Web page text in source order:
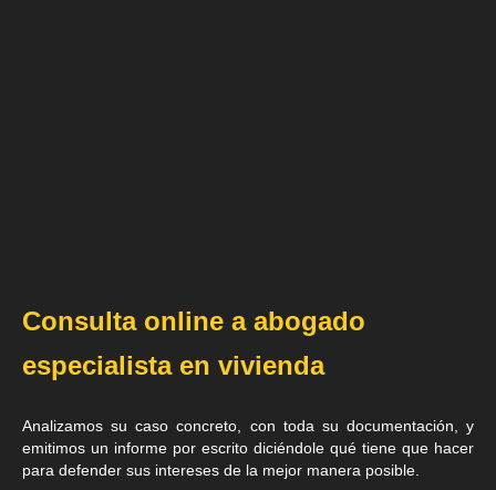
Consulta online a abogado
especialista en vivienda
Analizamos su caso concreto, con toda su documentación, y
emitimos un informe por escrito diciéndole qué tiene que hacer
para defender sus intereses de la mejor manera posible.